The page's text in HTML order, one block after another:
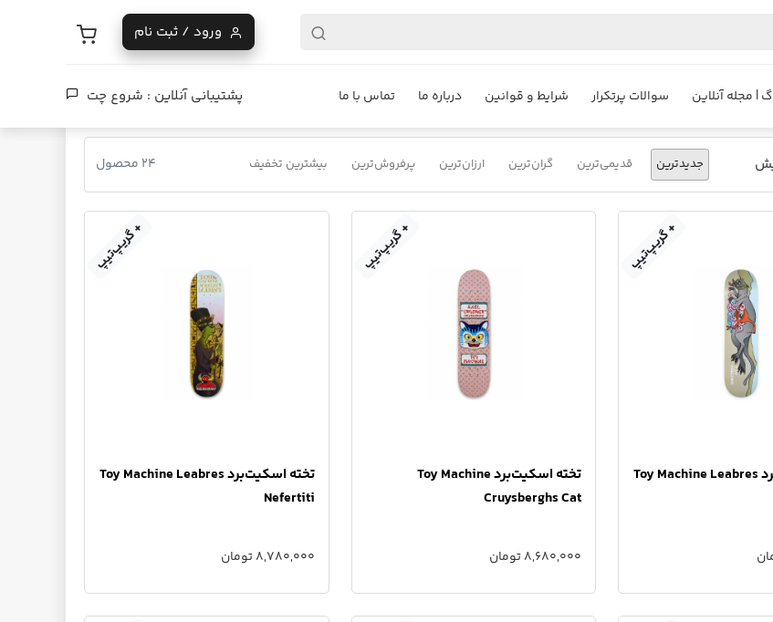
ورود / ثبت نام
| مجله آنلاین سوالات پرتکرار شرایط و قوانین درباره ما تماس با ما پشتیبانی آنلاین : شروع چت محصولات تخته اسکیت برد Toy Machine
جدیدترین قدیمی‌ترین گران‌ترین ارزان‌ترین پرفروش‌ترین بیشترین تخفیف 24 محصول
تخته اسکیت‌برد Toy Machine Leabres
+ گریپ‌تیپ
تخته اسکیت‌برد Toy Machine
Cruysberghs Cat
8,680,000 تومان
+ گریپ‌تیپ
تخته اسکیت‌برد Toy Machine Leabres
Nefertiti
8,780,000 تومان
+ گریپ‌تیپ